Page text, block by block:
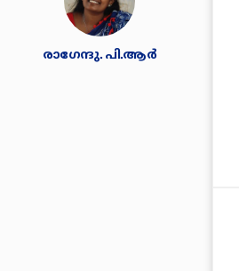
രാഗേന്ദു. പി.ആര്‍